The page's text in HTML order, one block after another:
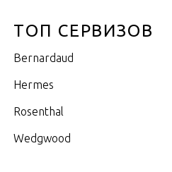
ТОП СЕРВИЗОВ
Bernardaud
Hermes
Rosenthal
Wedgwood